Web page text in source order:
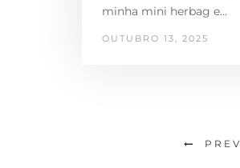
minha mini herbag e…
OUTUBRO 13, 2025
PREV